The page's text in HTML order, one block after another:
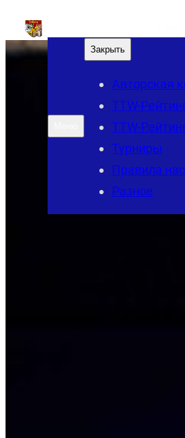
к
содержимому
Закрыть
Авторская
TTW-
TTW-
Турниры
Правила
Разное